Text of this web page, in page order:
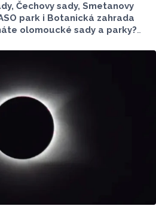
Čechovy sady, Smetanovy
park i Botanická zahrada
olomoucké sady a parky?
tak ale nebylo.